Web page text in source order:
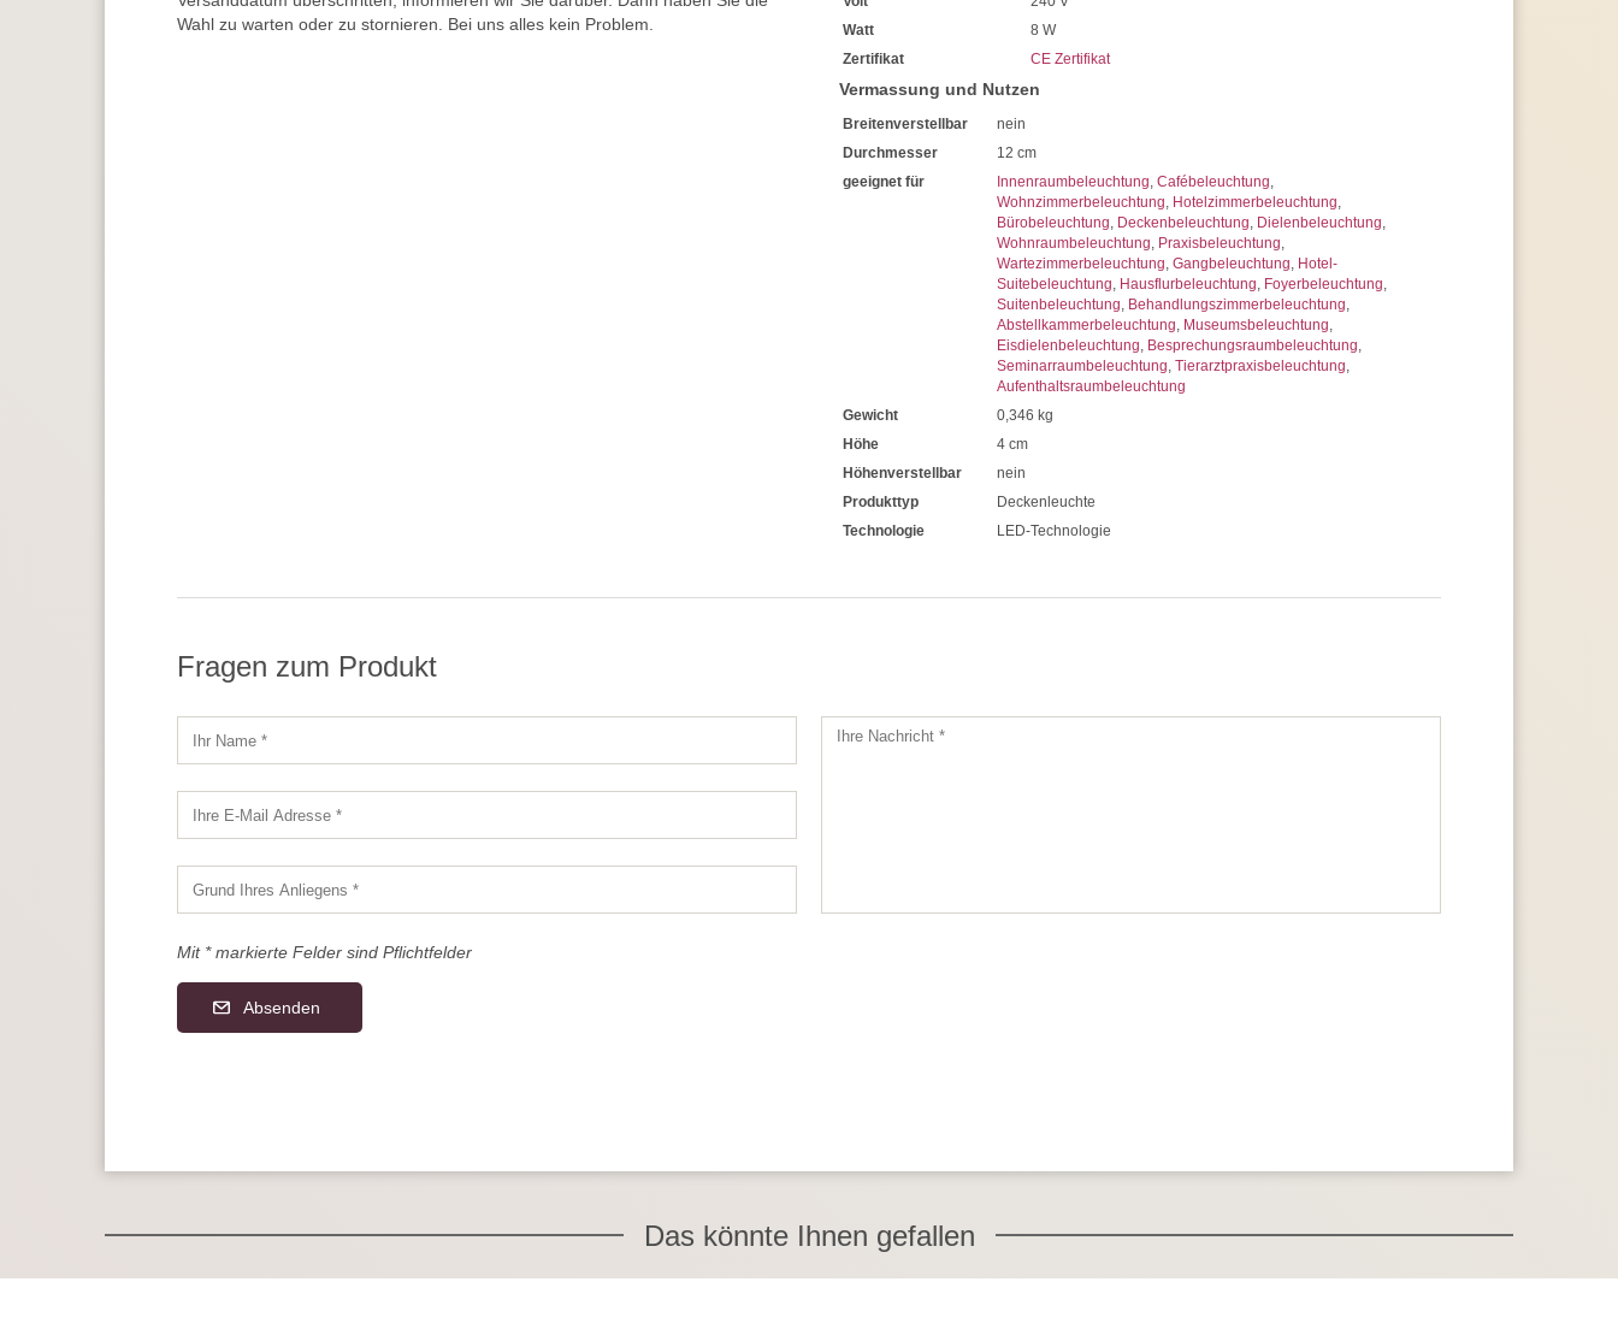
Wahl zu warten oder zu stornieren. Bei uns alles kein Problem.
Watt
8 W
Zertifikat
CE Zertifikat
Vermassung und Nutzen
Breitenverstellbar
nein
Durchmesser
12 cm
geeignet für
Innenraumbeleuchtung, Cafébeleuchtung,
Wohnzimmerbeleuchtung, Hotelzimmerbeleuchtung,
Bürobeleuchtung, Deckenbeleuchtung, Dielenbeleuchtung,
Wohnraumbeleuchtung, Praxisbeleuchtung,
Wartezimmerbeleuchtung, Gangbeleuchtung, Hotel-
Suitebeleuchtung, Hausflurbeleuchtung, Foyerbeleuchtung,
Suitenbeleuchtung, Behandlungszimmerbeleuchtung,
Abstellkammerbeleuchtung, Museumsbeleuchtung,
Eisdielenbeleuchtung, Besprechungsraumbeleuchtung,
Seminarraumbeleuchtung, Tierarztpraxisbeleuchtung,
Aufenthaltsraumbeleuchtung
Gewicht
0,346 kg
Höhe
4 cm
Höhenverstellbar
nein
Produkttyp
Deckenleuchte
Technologie
LED-Technologie
Fragen zum Produkt
Mit * markierte Felder sind Pflichtfelder
Absenden
Das könnte Ihnen gefallen